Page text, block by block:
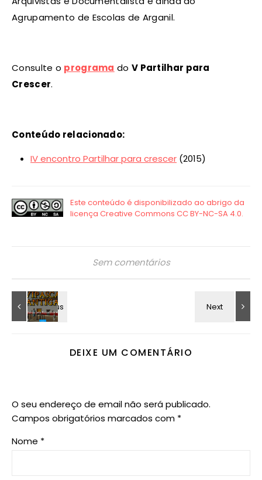
Agrupamento de Escolas de Arganil.
Consulte o programa do V Partilhar para
Crescer.
Conteúdo relacionado:
IV encontro Partilhar para crescer (2015)
Sem comentários
DEIXE UM COMENTÁRIO
O seu endereço de email não será publicado.
Campos obrigatórios marcados com *
Nome *